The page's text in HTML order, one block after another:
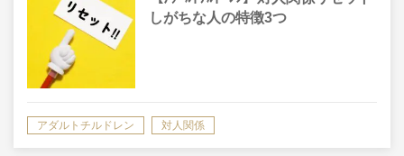
しがちな人の特徴3つ
アダルトチルドレン 対人関係